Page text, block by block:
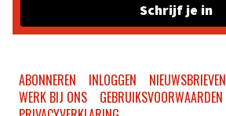
Schrijf je in
ABONNEREN INLOGGEN NIEUWSBRIEVEN
WERK BIJ ONS
GEBRUIKSVOORWAARDEN